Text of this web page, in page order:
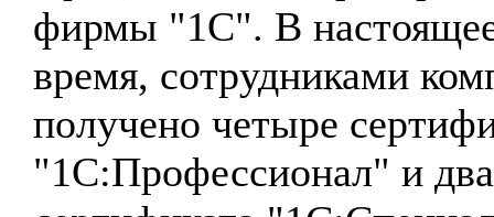
фирмы "1С". В
время, сотрудниками
получено четыре
"1С:Профессионал" и два